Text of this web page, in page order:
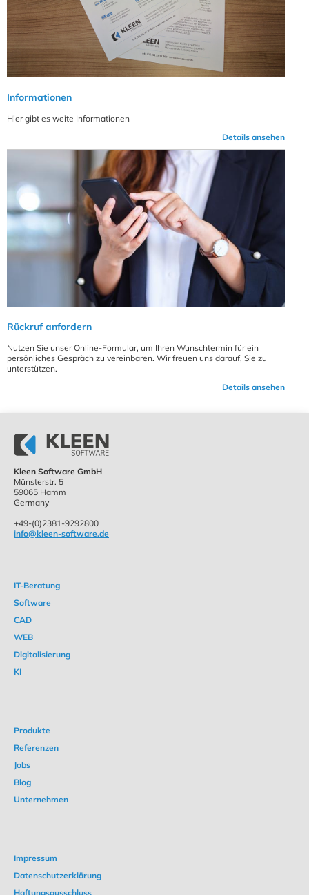
Informationen
Hier gibt es weite Informationen
Details ansehen
Rückruf anfordern
Nutzen Sie unser Online-Formular, um Ihren Wunschtermin für ein
persönliches Gespräch zu vereinbaren. Wir freuen uns darauf, Sie zu
unterstützen.
Details ansehen
Kleen Software GmbH
Münsterstr. 5
59065 Hamm
Germany
+49-(0)2381-9292800
info@kleen-software.de
IT-Beratung
Software
CAD
WEB
Digitalisierung
KI
Produkte
Referenzen
Jobs
Blog
Unternehmen
Impressum
Datenschutzerklärung
Haftungsausschluss